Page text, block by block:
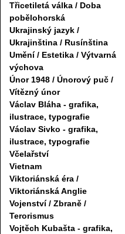
Třicetiletá válka / Doba
pobělohorská
Ukrajinský jazyk /
Ukrajinština / Rusínština
Umění / Estetika / Výtvarná
výchova
Únor 1948 / Únorový puč /
Vítězný únor
Václav Bláha - grafika,
ilustrace, typografie
Václav Sivko - grafika,
ilustrace, typografie
Včelařství
Vietnam
Viktoriánská éra /
Viktoriánská Anglie
Vojenství / Zbraně /
Terorismus
Vojtěch Kubašta - grafika,